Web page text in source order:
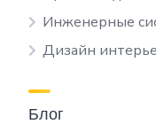
Инженерные
Дизайн
Блог